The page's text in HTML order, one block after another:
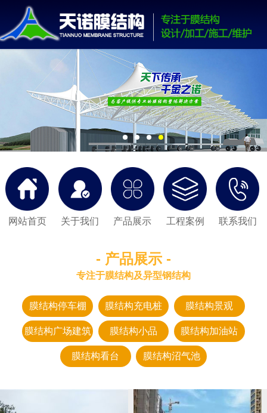
网站首页 关于我们 产品展示 工程案例 联系我们
- 产品展示 -
专注于膜结构及异型钢结构
膜结构停车棚 膜结构充电桩 膜结构景观
膜结构广场建筑 膜结构小品 膜结构加油站
膜结构看台 膜结构沼气池